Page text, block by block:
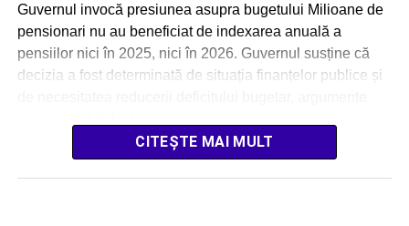
Guvernul invocă presiunea asupra bugetului Milioane de
pensionari nu au beneficiat de indexarea anuală a
pensiilor nici în 2025, nici în 2026. Guvernul susține că
decizia a fost determinată de situația finanțelor publice și
CITEȘTE MAI MULT